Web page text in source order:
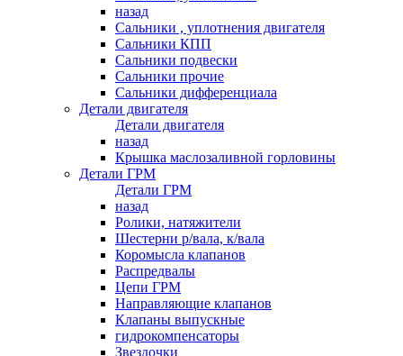
назад
Сальники , уплотнения двигателя
Сальники КПП
Сальники подвески
Сальники прочие
Сальники дифференциала
Детали двигателя
Детали двигателя
назад
Крышка маслозаливной горловины
Детали ГРМ
Детали ГРМ
назад
Ролики, натяжители
Шестерни р/вала, к/вала
Коромысла клапанов
Распредвалы
Цепи ГРМ
Направляющие клапанов
Клапаны выпускные
гидрокомпенсаторы
Звездочки